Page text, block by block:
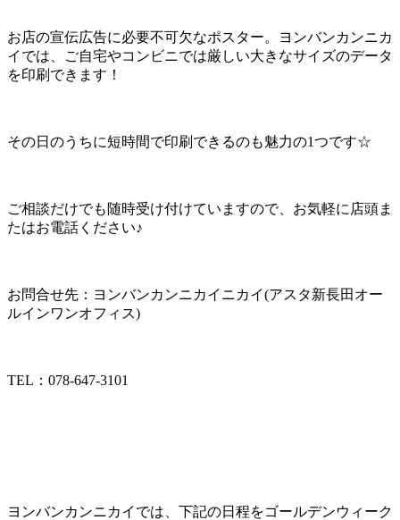
お店の宣伝広告に必要不可欠なポスター。ヨンバンカンニカ
イでは、ご自宅やコンビニでは厳しい大きなサイズのデータ
を印刷できます！
その日のうちに短時間で印刷できるのも魅力の1つです☆
ご相談だけでも随時受け付けていますので、お気軽に店頭ま
たはお電話ください♪
お問合せ先：ヨンバンカンニカイニカイ(アスタ新長田オー
ルインワンオフィス)
TEL：078-647-3101
ヨンバンカンニカイでは、下記の日程をゴールデンウィーク